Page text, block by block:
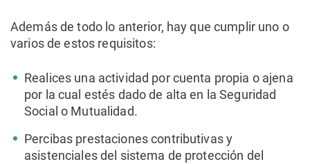
Además de todo lo anterior, hay que cumplir uno o
varios de estos requisitos:
Realices una actividad por cuenta propia o ajena
por la cual estés dado de alta en la Seguridad
Social o Mutualidad.
Percibas prestaciones contributivas y
asistenciales del sistema de protección del